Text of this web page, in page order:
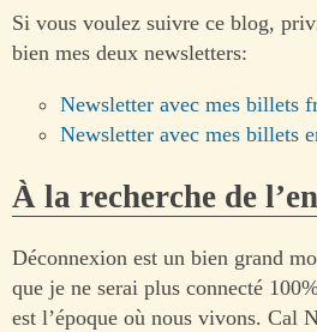
Si vous voulez suivre ce blog,
bien mes deux newsletters:
Newsletter avec mes billets
Newsletter avec mes billets
À la recherche de
Déconnexion est un bien grand
que je ne serai plus connecté
est l’époque où nous vivons. Cal